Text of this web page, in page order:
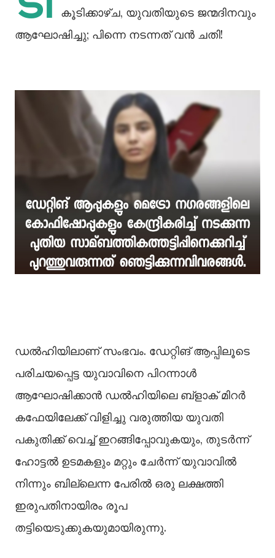
കൂടിക്കാഴ്ച, യുവതിയുടെ ജന്മദിനവും
ആഘോഷിച്ചു; പിന്നെ നടന്നത് വൻ ചതി!
ഡല്‍ഹിയിലാണ് സംഭവം. ഡേറ്റിങ് ആപ്പിലൂടെ
പരിചയപ്പെട്ട യുവാവിനെ പിറന്നാള്‍
ആഘോഷിക്കാൻ ഡല്‍ഹിയിലെ ബ്ളാക് മിറർ
കഫേയിലേക്ക് വിളിച്ചു വരുത്തിയ യുവതി
പകുതിക്ക് വെച്ച്‌ ഇറങ്ങിപ്പോവുകയും, തുടർന്ന്
ഹോട്ടല്‍ ഉടമകളും മറ്റും ചേർന്ന് യുവാവില്‍
നിന്നും ബില്ലെന്ന പേരില്‍ ഒരു ലക്ഷത്തി
ഇരുപതിനായിരം രൂപ
തട്ടിയെടുക്കുകയുമായിരുന്നു.